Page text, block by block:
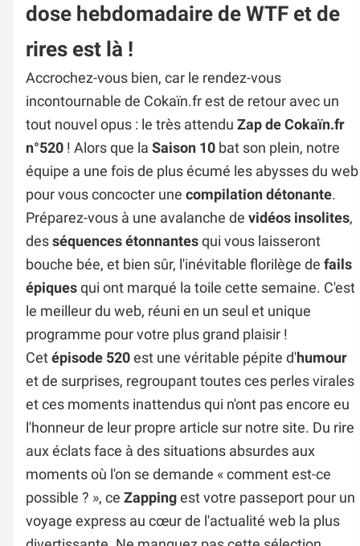
dose hebdomadaire de WTF et de
rires est là !
Accrochez-vous bien, car le rendez-vous
incontournable de Cokaïn.fr est de retour avec un
tout nouvel opus : le très attendu Zap de Cokaïn.fr
n°520 ! Alors que la Saison 10 bat son plein, notre
équipe a une fois de plus écumé les abysses du web
pour vous concocter une compilation détonante.
Préparez-vous à une avalanche de vidéos insolites,
des séquences étonnantes qui vous laisseront
bouche bée, et bien sûr, l'inévitable florilège de fails
épiques qui ont marqué la toile cette semaine. C'est
le meilleur du web, réuni en un seul et unique
programme pour votre plus grand plaisir !
Cet épisode 520 est une véritable pépite d'humour
et de surprises, regroupant toutes ces perles virales
et ces moments inattendus qui n'ont pas encore eu
l'honneur de leur propre article sur notre site. Du rire
aux éclats face à des situations absurdes aux
moments où l'on se demande « comment est-ce
possible ? », ce Zapping est votre passeport pour un
voyage express au cœur de l'actualité web la plus